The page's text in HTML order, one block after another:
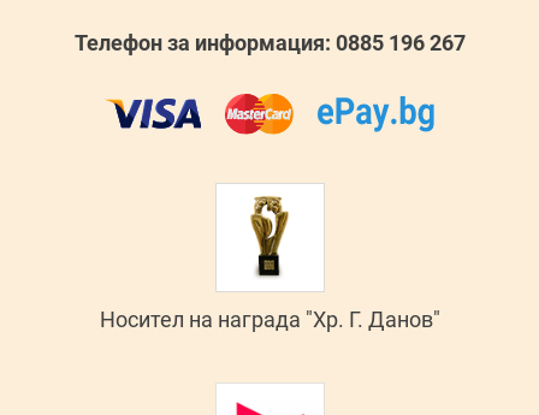
Телефон за информация: 0885 196 267
Носител на награда "Хр. Г. Данов"